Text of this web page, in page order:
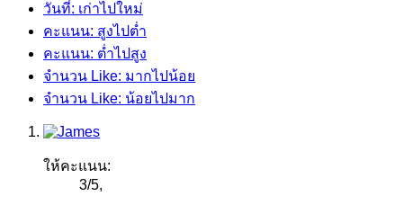
วันที่: เก่าไปใหม่
คะแนน: สูงไปต่ำ
คะแนน: ต่ำไปสูง
จำนวน Like: มากไปน้อย
จำนวน Like: น้อยไปมาก
ให้คะแนน:
3/5,